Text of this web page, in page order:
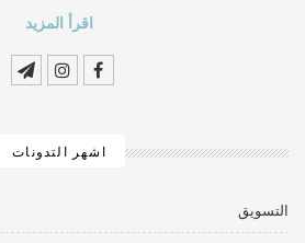
اقرأ المزيد
اشهر التدونات
التسويق